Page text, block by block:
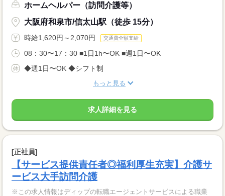
ホームヘルパー（訪問介護等）
大阪府和泉市/信太山駅（徒歩 15分）
時給1,620円～2,070円 交通費全額支給
08：30〜17：30 ■1日1h〜OK ■週1日〜OK
◆週1日〜OK ◆シフト制
もっと見る
求人詳細を見る
[正社員]
【サービス提供責任者◎福利厚生充実】介護サ
ービス大手訪問介護
※この求人情報はディップの転職エージェントサービスによる職業